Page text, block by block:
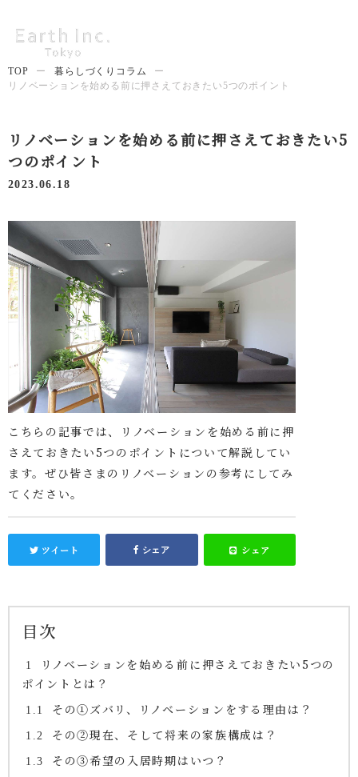
TOP ー 暮らしづくりコラム
ー
リノベーションを始める前に押さえておきたい5つのポイント
リノベーションを始める前に押さえておきたい5
つのポイント
2023.06.18
こちらの記事では、リノベーションを始める前に押
さえておきたい5つのポイントについて解説してい
ます。ぜひ皆さまのリノベーションの参考にしてみ
てください。
ツイート シェア シェア
目次
1
リノベーションを始める前に押さえておきたい5つの
ポイントとは？
1.1 その①ズバリ、リノベーションをする理由は？
1.2 その②現在、そして将来の家族構成は？
1.3 その③希望の入居時期はいつ？